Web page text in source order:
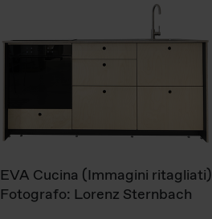
EVA Cucina (Immagini ritagliati)
Fotografo: Lorenz Sternbach